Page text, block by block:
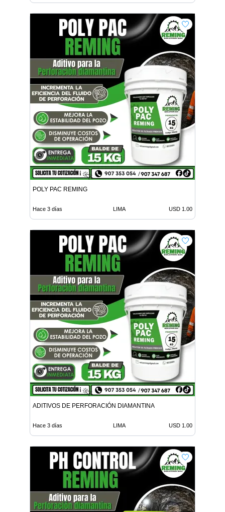
POLY PAC REMING
Hace 3 días LIMA USD 1.00
ADITIVOS DE PERFORACIÓN DIAMANTINA
Hace 3 días LIMA USD 1.00